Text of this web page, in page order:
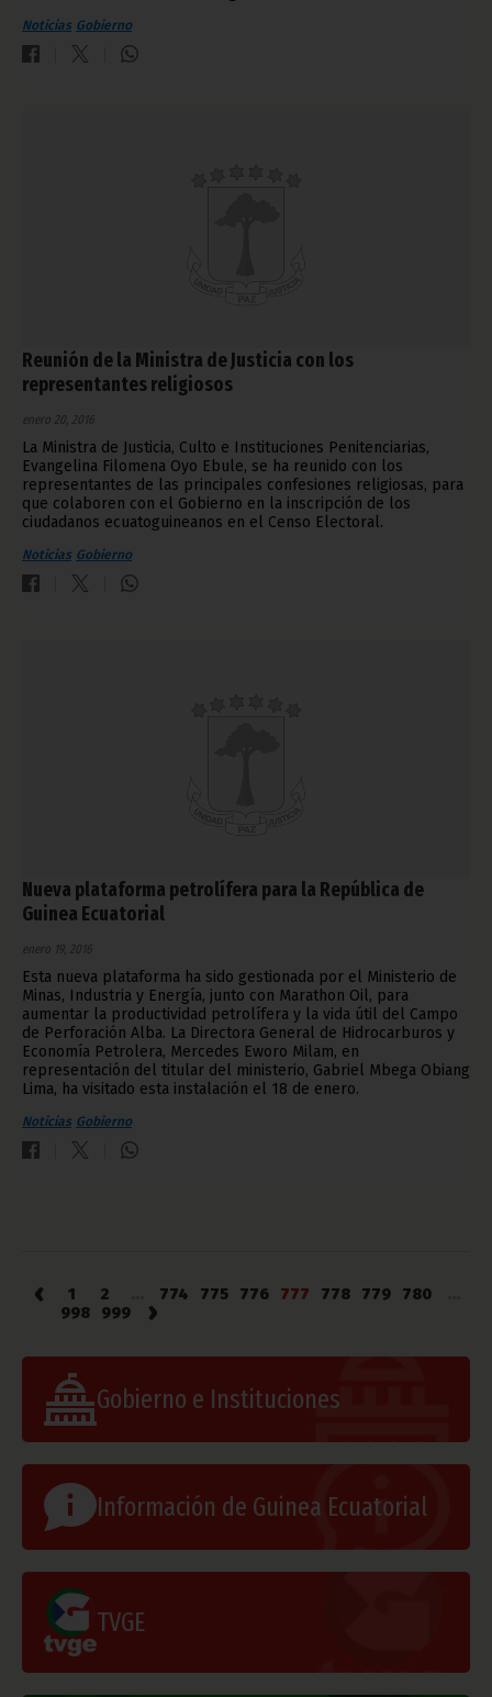
Noticias Gobierno
Reunión de la Ministra de Justicia con los
representantes religiosos
enero 20, 2016
La Ministra de Justicia, Culto e Instituciones Penitenciarias,
Evangelina Filomena Oyo Ebule, se ha reunido con los
representantes de las principales confesiones religiosas, para
que colaboren con el Gobierno en la inscripción de los
ciudadanos ecuatoguineanos en el Censo Electoral.
Noticias Gobierno
Nueva plataforma petrolífera para la República de
Guinea Ecuatorial
enero 19, 2016
Esta nueva plataforma ha sido gestionada por el Ministerio de
Minas, Industria y Energía, junto con Marathon Oil, para
aumentar la productividad petrolífera y la vida útil del Campo
de Perforación Alba. La Directora General de Hidrocarburos y
Economía Petrolera, Mercedes Eworo Milam, en
representación del titular del ministerio, Gabriel Mbega Obiang
Lima, ha visitado esta instalación el 18 de enero.
Noticias Gobierno
‹ 1 2 774 775 776 777 778 779 780
998
999 ›
Gobierno e Instituciones
Información de Guinea Ecuatorial
TVGE